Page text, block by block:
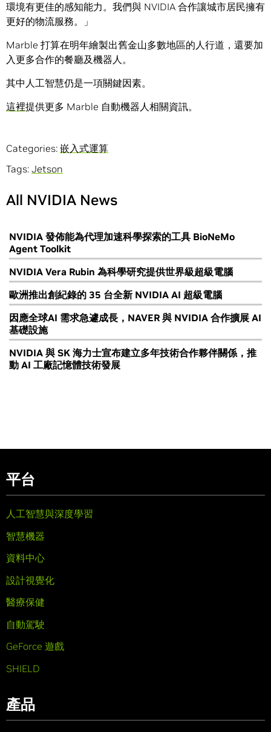
環境有更佳的感知能力。我們與 NVIDIA 合作讓城市居民擁有
更好的物流服務。」
Marble 打算在明年繪製出舊金山多數地區的人行道，還要加
入更多合作的餐廳及機器人。
其中人工智慧仍是一項關鍵因素。
這裡提供更多 Marble 自動機器人相關資訊。
Categories: 嵌入式運算
Tags: Jetson
All NVIDIA News
NVIDIA 發佈能為代理加速科學探索的工具 BioNeMo
Agent Toolkit
NVIDIA Vera Rubin 為科學研究提供世界級超級電腦
歐洲推出創紀錄的 35 台全新 NVIDIA AI 超級電腦
因應全球AI 需求急遽成長，NAVER 與 NVIDIA 合作擴展 AI
基礎設施
NVIDIA 與 SK 海力士宣布建立多年技術合作夥伴關係，推
動 AI 工廠記憶體技術發展
平台
人工智慧與深度學習
智慧機器
資料中心
設計視覺化
醫療保健
自動駕駛
GeForce 遊戲
SHIELD
產品